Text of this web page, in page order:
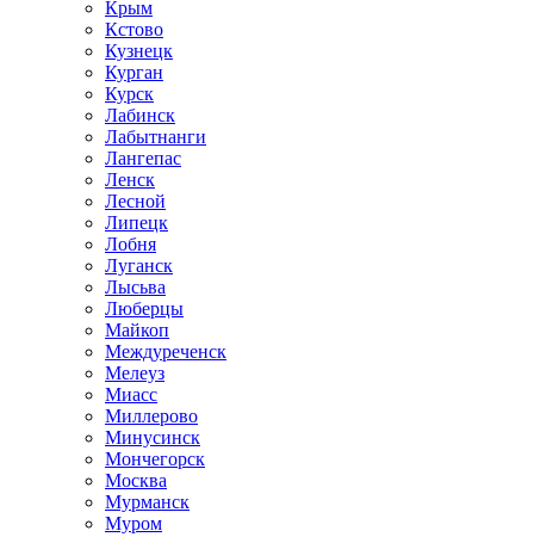
Крым
Кстово
Кузнецк
Курган
Курск
Лабинск
Лабытнанги
Лангепас
Ленск
Лесной
Липецк
Лобня
Луганск
Лысьва
Люберцы
Майкоп
Междуреченск
Мелеуз
Миасс
Миллерово
Минусинск
Мончегорск
Москва
Мурманск
Муром